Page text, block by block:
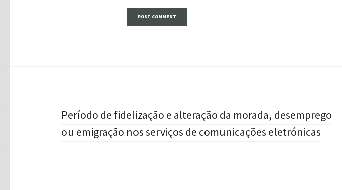
Post
navigation
Período de fidelização e alteração da morada, desemprego
ou emigração nos serviços de comunicações eletrónicas